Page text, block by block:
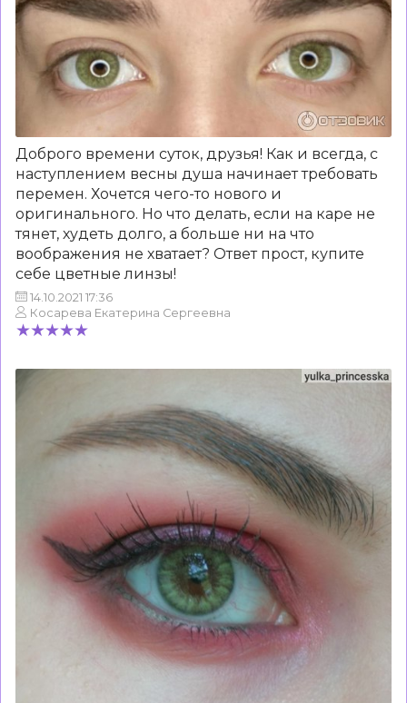
Доброго времени суток, друзья! Как и всегда, с
наступлением весны душа начинает требовать
перемен. Хочется чего-то нового и
оригинального. Но что делать, если на каре не
тянет, худеть долго, а больше ни на что
воображения не хватает? Ответ прост, купите
себе цветные линзы!
14.10.2021 17:36
Косарева Екатерина Сергеевна